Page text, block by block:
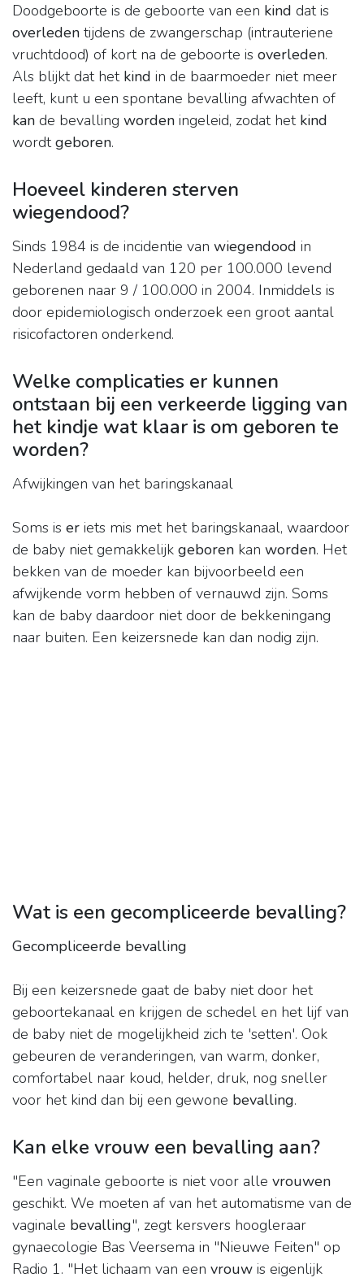
Doodgeboorte is de geboorte van een kind dat is
overleden tijdens de zwangerschap (intrauteriene
vruchtdood) of kort na de geboorte is overleden.
Als blijkt dat het kind in de baarmoeder niet meer
leeft, kunt u een spontane bevalling afwachten of
kan de bevalling worden ingeleid, zodat het kind
wordtgeboren.
Hoeveel kinderen sterven
wiegendood?
Sinds 1984 is de incidentie van wiegendood in
Nederland gedaald van 120 per 100.000 levend
geborenen naar 9 / 100.000 in 2004. Inmiddels is
door epidemiologisch onderzoek een groot aantal
risicofactoren onderkend.
Welke complicaties er kunnen
ontstaan bij een verkeerde ligging van
het kindje wat klaar is om geboren te
worden?
Afwijkingen van het baringskanaal
Soms is er iets mis met het baringskanaal, waardoor
de baby niet gemakkelijk geboren kan worden. Het
bekken van de moeder kan bijvoorbeeld een
afwijkende vorm hebben of vernauwd zijn. Soms
kan de baby daardoor niet door de bekkeningang
naar buiten. Een keizersnede kan dan nodig zijn.
Wat is een gecompliceerde bevalling?
Gecompliceerde bevalling
Bij een keizersnede gaat de baby niet door het
geboortekanaal en krijgen de schedel en het lijf van
de baby niet de mogelijkheid zich te 'setten'. Ook
gebeuren de veranderingen, van warm, donker,
comfortabel naar koud, helder, druk, nog sneller
voor het kind dan bij een gewone bevalling.
Kan elke vrouw een bevalling aan?
"Een vaginale geboorte is niet voor alle vrouwen
geschikt. We moeten af van het automatisme van de
vaginale bevalling", zegt kersvers hoogleraar
gynaecologie Bas Veersema in "Nieuwe Feiten" op
Radio 1. "Het lichaam van een vrouw is eigenlijk